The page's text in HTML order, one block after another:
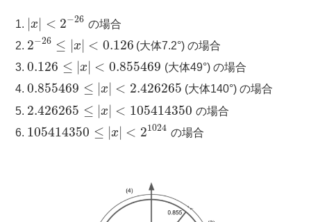
|x| < 2−26 の場合
2−26 ≤ |x| < 0.126 (大体7.2°) の場合
0.126 ≤ |x| < 0.855469 (大体49°) の場合
0.855469 ≤ |x| < 2.426265 (大体140°) の場合
2.426265 ≤ |x| < 105414350 の場合
105414350 ≤ |x| < 21024 の場合